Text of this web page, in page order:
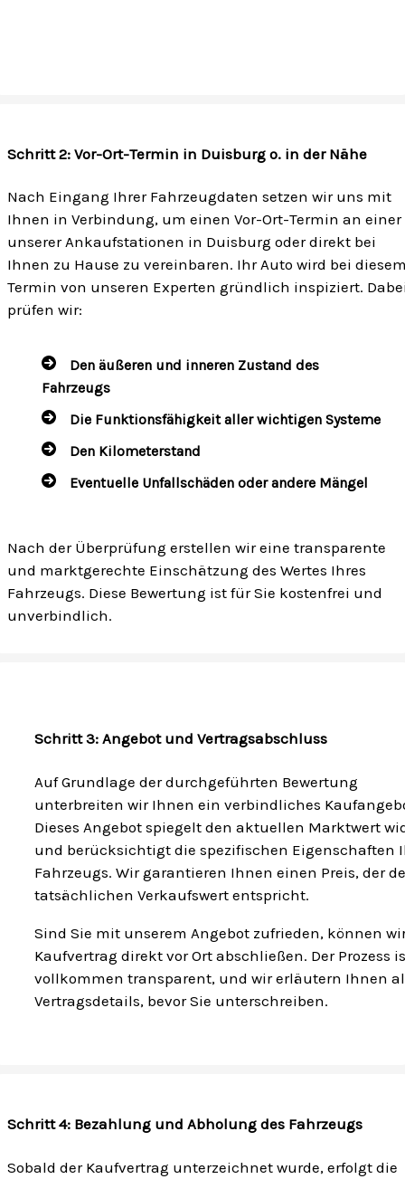
Schritt 2: Vor-Ort-Termin in Duisburg o. in der Nähe
Nach Eingang Ihrer Fahrzeugdaten setzen wir uns mit
Ihnen in Verbindung, um einen Vor-Ort-Termin an einer
unserer Ankaufstationen in Duisburg oder direkt bei
Ihnen zu Hause zu vereinbaren. Ihr Auto wird bei
Termin von unseren Experten gründlich inspiziert.
prüfen wir:
Den äußeren und inneren Zustand des
Fahrzeugs
Die Funktionsfähigkeit aller wichtigen Systeme
Den Kilometerstand
Eventuelle Unfallschäden oder andere Mängel
Nach der Überprüfung erstellen wir eine transparente
und marktgerechte Einschätzung des Wertes Ihres
Fahrzeugs. Diese Bewertung ist für Sie kostenfrei und
unverbindlich.
Schritt 3: Angebot und Vertragsabschluss
Auf Grundlage der durchgeführten Bewertung
unterbreiten wir Ihnen ein verbindliches
Dieses Angebot spiegelt den aktuellen Marktwert
und berücksichtigt die spezifischen Eigenschaften
Fahrzeugs. Wir garantieren Ihnen einen Preis, der
tatsächlichen Verkaufswert entspricht.
Sind Sie mit unserem Angebot zufrieden, können
Kaufvertrag direkt vor Ort abschließen. Der Prozess
vollkommen transparent, und wir erläutern Ihnen
Vertragsdetails, bevor Sie unterschreiben.
Schritt 4: Bezahlung und Abholung des Fahrzeugs
Sobald der Kaufvertrag unterzeichnet wurde, erfolgt die